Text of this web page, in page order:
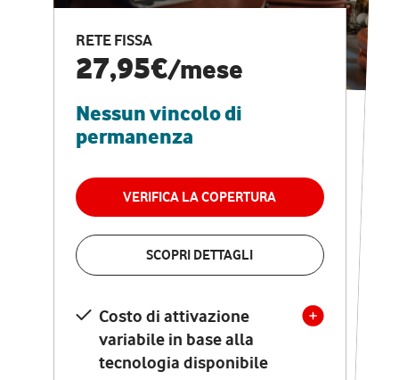
RETE FISSA
27,95€/mese
Nessun vincolo di
permanenza
VERIFICA LA COPERTURA
SCOPRI DETTAGLI
Costo di attivazione
variabile in base alla
tecnologia disponibile
CASA PRO
Internet veloce e
vantaggi speciali
RETE FISSA + VODAFONE CLUB
29,95€
permanenza
VERIFICA LA COPERTURA
Costo di attivazione
variabile in base alla
tecnologia disponibile